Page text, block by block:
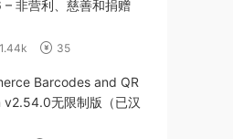
非营利、慈善和捐赠
1.44k 35
Barcodes and QR
v2.54.0无限制版（已汉